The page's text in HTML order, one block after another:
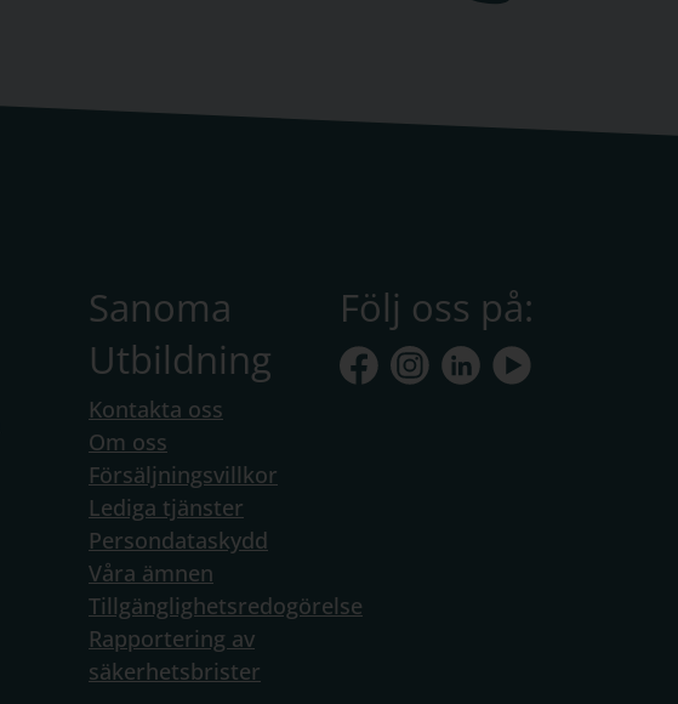
Sanoma
Utbildning
Kontakta oss
Om oss
Försäljningsvillkor
Lediga tjänster
Persondataskydd
Våra ämnen
Tillgänglighetsredogörelse
Rapportering av
säkerhetsbrister
Följ oss på: